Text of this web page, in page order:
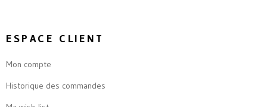
ESPACE CLIENT
Mon compte
Historique des commandes